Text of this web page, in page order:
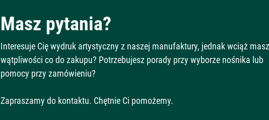
Masz pytania?
Interesuje Cię wydruk artystyczny z naszej manufaktury, jednak wciąż masz
wątpliwości co do zakupu? Potrzebujesz porady przy wyborze nośnika lub
pomocy przy zamówieniu?
Zapraszamy do kontaktu. Chętnie Ci pomożemy.